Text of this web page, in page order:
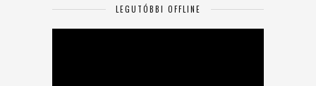
LEGUTÓBBI OFFLINE